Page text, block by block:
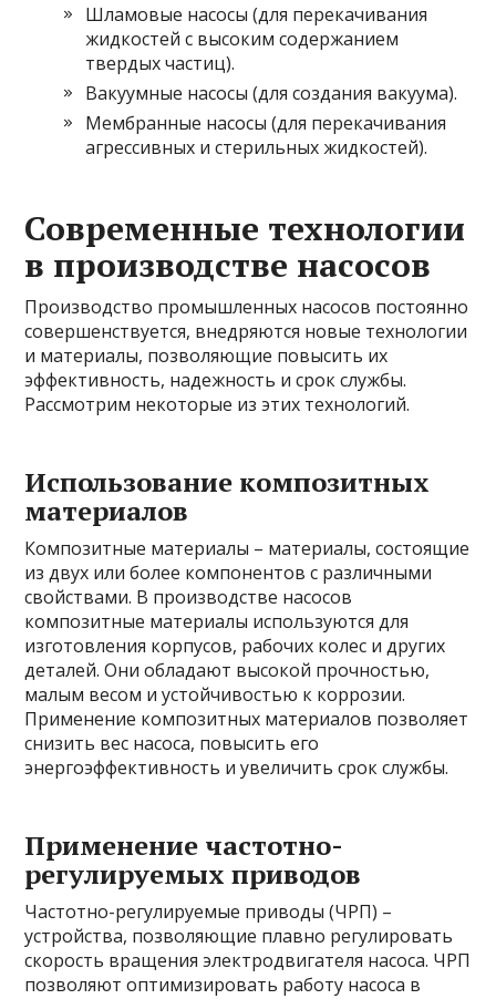
Шламовые насосы (для перекачивания
жидкостей с высоким содержанием
твердых частиц).
Вакуумные насосы (для создания вакуума).
Мембранные насосы (для перекачивания
агрессивных и стерильных жидкостей).
Современные технологии
в производстве насосов
Производство промышленных насосов постоянно
совершенствуется, внедряются новые технологии
и материалы, позволяющие повысить их
эффективность, надежность и срок службы.
Рассмотрим некоторые из этих технологий.
Использование композитных
материалов
Композитные материалы – материалы, состоящие
из двух или более компонентов с различными
свойствами. В производстве насосов
композитные материалы используются для
изготовления корпусов, рабочих колес и других
деталей. Они обладают высокой прочностью,
малым весом и устойчивостью к коррозии.
Применение композитных материалов позволяет
снизить вес насоса, повысить его
энергоэффективность и увеличить срок службы.
Применение частотно-
регулируемых приводов
Частотно-регулируемые приводы (ЧРП) –
устройства, позволяющие плавно регулировать
скорость вращения электродвигателя насоса. ЧРП
позволяют оптимизировать работу насоса в